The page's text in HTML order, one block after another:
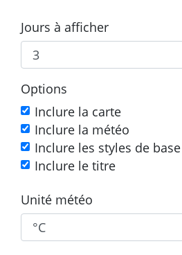
Jours à afficher
Options
Inclure la carte
Inclure la météo
Inclure les styles de base
Inclure le titre
Unité météo